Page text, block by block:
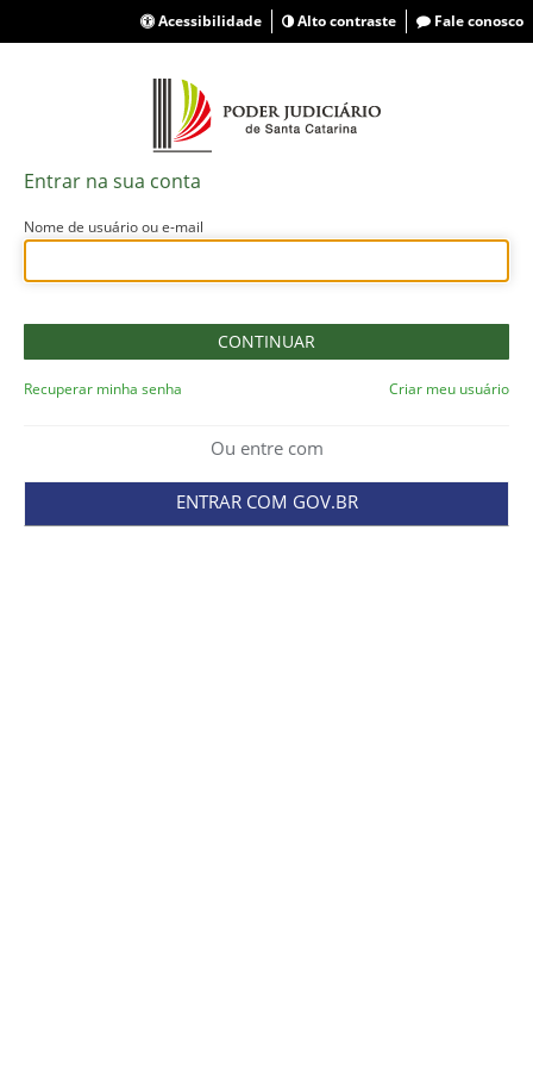
Acessibilidade Alto contraste Fale conosco
Entrar na sua conta
Nome de usuário ou e-mail
Recuperar minha senha Criar meu usuário
Ou entre com
ENTRAR COM GOV.BR